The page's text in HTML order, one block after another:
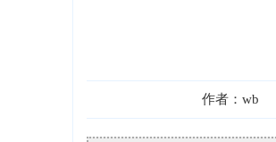
作者：wb